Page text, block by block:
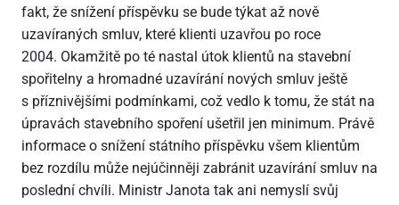
fakt, že snížení příspěvku se bude týkat až nově
uzavíraných smluv, které klienti uzavřou po roce
2004. Okamžitě po té nastal útok klientů na stavební
spořitelny a hromadné uzavírání nových smluv ještě
s příznivějšími podmínkami, což vedlo k tomu, že stát na
úpravách stavebního spoření ušetřil jen minimum. Právě
informace o snížení státního příspěvku všem klientům
bez rozdílu může nejúčinněji zabránit uzavírání smluv na
poslední chvíli. Ministr Janota tak ani nemyslí svůj